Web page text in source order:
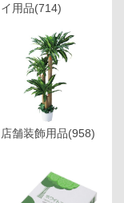
イ用品(714)
店舗装飾用品(958)